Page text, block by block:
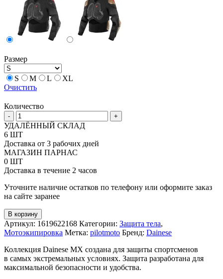
Размер
S M L
XL
Очистить
Количество
-
Количество
товара
Защита
тела
Dainese
MX1
+
УДАЛЁННЫЙ СКЛАД
6 ШТ
Доставка от 3 рабочих дней
МАГАЗИН ПАРНАС
0 ШТ
Доставка в течение 2 часов
Уточните наличие остатков по телефону или оформите заказ
на сайте заранее
В корзину
Артикул: 1619622168 Категории: Защита тела,
Мотоэкипировка Метка: pilotmoto Бренд: Dainese
Коллекция Dainese MX создана для защиты спортсменов
в самых экстремальных условиях. Защита разработана для
максимальной безопасности и удобства.